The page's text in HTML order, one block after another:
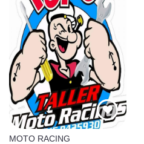
MOTO RACING